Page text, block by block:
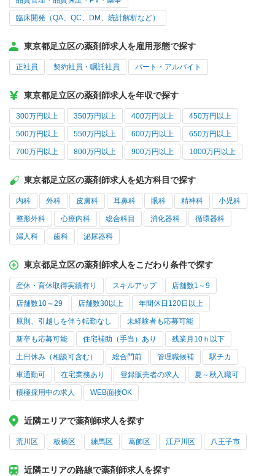
臨床開発（QA、QC、DM、統計解析など）
東京都足立区の薬剤師求人を雇用形態で探す
正社員 契約社員・嘱託社員 パート・アルバイト
東京都足立区の薬剤師求人を年収で探す
300万円以上 350万円以上 400万円以上 450万円以上
500万円以上 550万円以上 600万円以上 650万円以上
700万円以上 800万円以上 900万円以上 1000万円以上
東京都足立区の薬剤師求人を処方科目で探す
内科 外科 皮膚科 耳鼻科 眼科 精神科 小児科
整形外科 心療内科 総合科目 消化器科 循環器科
婦人科 歯科 泌尿器科
東京都足立区の薬剤師求人をこだわり条件で探す
産休・育休取得実績有り スキルアップ 店舗数1～9
店舗数10～29 店舗数30以上 年間休日120日以上
原則、引越しを伴う転勤なし 未経験者も応募可能
新卒も応募可能 住宅補助（手当）あり 残業月10ｈ以下
土日休み（相談可含む） 総合門前 管理職候補 駅チカ
車通勤可 在宅業務あり 登録販売者の求人 夏～秋入職可
積極採用中の求人 WEB面接OK
近隣エリアで薬剤師求人を探す
荒川区 板橋区 練馬区 葛飾区 江戸川区 八王子市
近隣エリアの路線で薬剤師求人を探す